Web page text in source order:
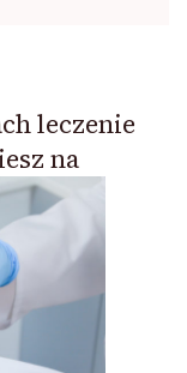
leczenie
na